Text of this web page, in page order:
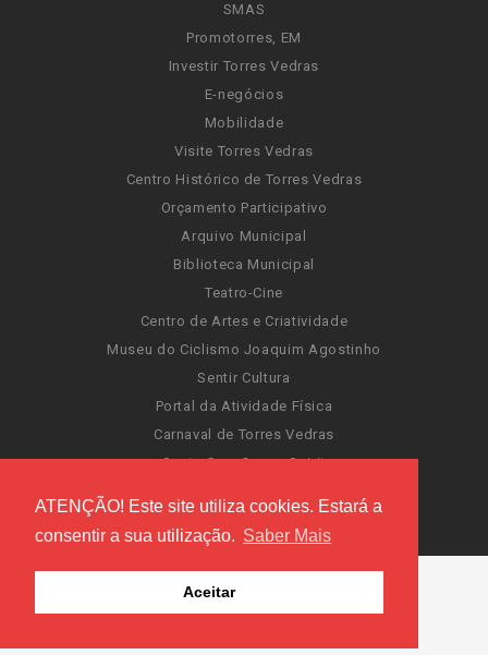
ATENÇÃO! Este site utiliza cookies. Estará a
consentir a sua utilização. Saber Mais
Aceitar
SMAS
Promotorres, EM
Investir Torres Vedras
E-negócios
Mobilidade
Visite Torres Vedras
Centro Histórico de Torres Vedras
Orçamento Participativo
Arquivo Municipal
Biblioteca Municipal
Teatro-Cine
Centro de Artes e Criatividade
Museu do Ciclismo Joaquim Agostinho
Sentir Cultura
Portal da Atividade Física
Carnaval de Torres Vedras
Santa Cruz Ocean Spirit